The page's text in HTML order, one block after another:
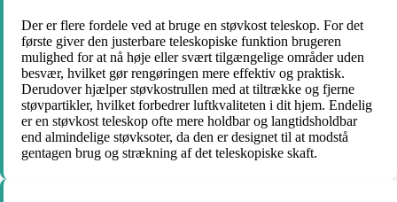
Der er flere fordele ved at bruge en støvkost teleskop. For det
første giver den justerbare teleskopiske funktion brugeren
mulighed for at nå høje eller svært tilgængelige områder uden
besvær, hvilket gør rengøringen mere effektiv og praktisk.
Derudover hjælper støvkostrullen med at tiltrække og fjerne
støvpartikler, hvilket forbedrer luftkvaliteten i dit hjem. Endelig
er en støvkost teleskop ofte mere holdbar og langtidsholdbar
end almindelige støvksoter, da den er designet til at modstå
gentagen brug og strækning af det teleskopiske skaft.